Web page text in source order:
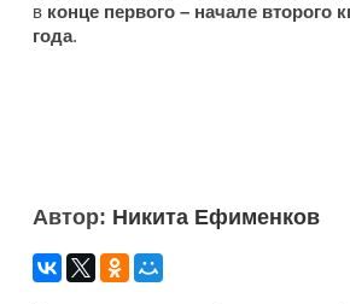
в конце первого – начале второго
года.
Автор: Никита Ефименков